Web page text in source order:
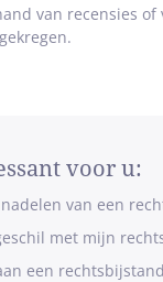
van recensies
voor u:
van een
met mijn
een